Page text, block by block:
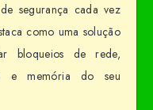
segurança cada vez
como uma solução
bloqueios de rede,
e memória do seu